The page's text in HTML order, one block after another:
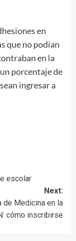
en
que no podían
en la
porcentaje de
ingresar a
escolar
Next:
de Medicina en la
cómo inscribirse